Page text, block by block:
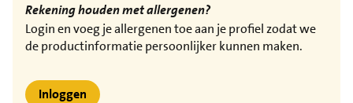
Rekening houden met allergenen?
Login en voeg je allergenen toe aan je profiel zodat we
de productinformatie persoonlijker kunnen maken.
Inloggen